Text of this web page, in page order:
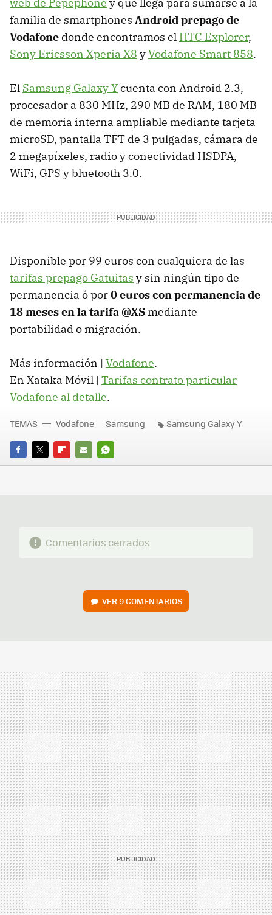
web de Pepephone y que llega para sumarse a la
familia de smartphones Android prepago de
Vodafone donde encontramos el HTC Explorer,
Sony Ericsson Xperia X8 yVodafone Smart 858.
El Samsung Galaxy Ycuenta con Android 2.3,
procesador a 830 MHz, 290 MB de RAM, 180 MB
de memoria interna ampliable mediante tarjeta
microSD, pantalla TFT de 3 pulgadas, cámara de
2 megapíxeles, radio y conectividad HSDPA,
WiFi, GPS y bluetooth 3.0.
Disponible por 99 euros con cualquiera de las
tarifas prepago Gatuitas y sin ningún tipo de
permanencia ó por0 euros con permanencia de
18 meses en la tarifa @XS mediante
portabilidad o migración.
Más información | Vodafone.
En Xataka Móvil | Tarifas contrato particular
Vodafone al detalle.
FACEBOOK
TWITTERFLIPBOARD
E-
WHATSAPP
TEMAS Vodafone Samsung Samsung Galaxy Y
Comentarios cerrados
VER 9 COMENTARIOS